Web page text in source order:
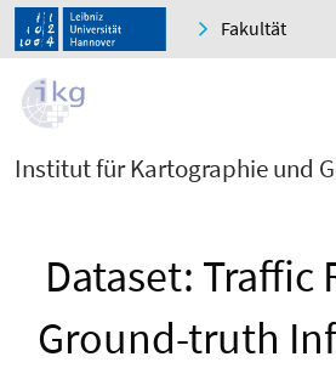
Fakultät
Institut für Kartographie und
Dataset: Traffic
Ground-truth